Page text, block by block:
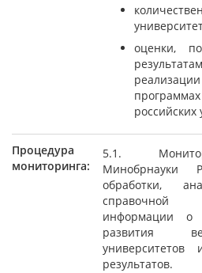
оценки,
российских
Процедура
мониторинга:
5.1.
Минобрнауки
обработки,
справочной
информации о
развития
университетов
результатов.